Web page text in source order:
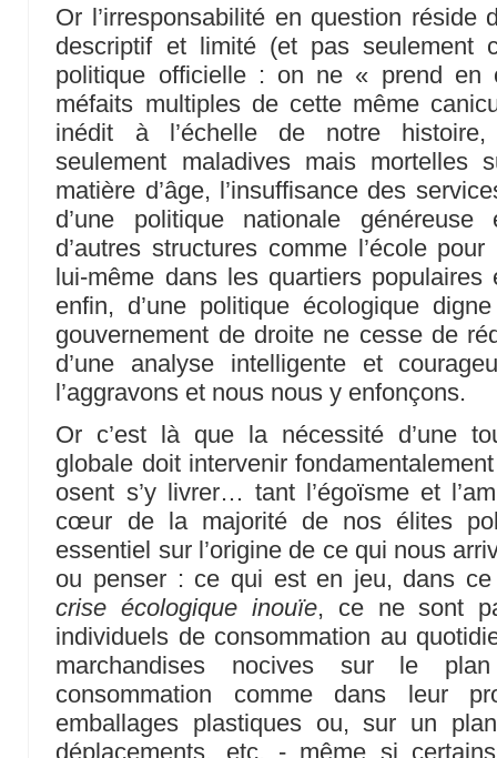
Or l’irresponsabilité en question réside
descriptif et limité (et pas seulement
politique officielle : on ne « prend
méfaits multiples de cette même
inédit à l’échelle de notre
seulement maladives mais mortelles
matière d’âge, l’insuffisance des
d’une politique nationale généreuse
d’autres structures comme l’école
lui-même dans les quartiers
enfin, d’une politique écologique
gouvernement de droite ne cesse de
d’une analyse intelligente et
l’aggravons et nous nous y enfonçons.
Or c’est là que la nécessité d’une
globale doit intervenir
osent s’y livrer… tant l’égoïsme et
cœur de la majorité de nos élites
essentiel sur l’origine de ce qui nous
ou penser : ce qui est en jeu, dans
crise écologique inouïe, ce ne sont
individuels de consommation au
marchandises nocives sur le
consommation comme dans leur
emballages plastiques ou, sur un
déplacements, etc. - même si